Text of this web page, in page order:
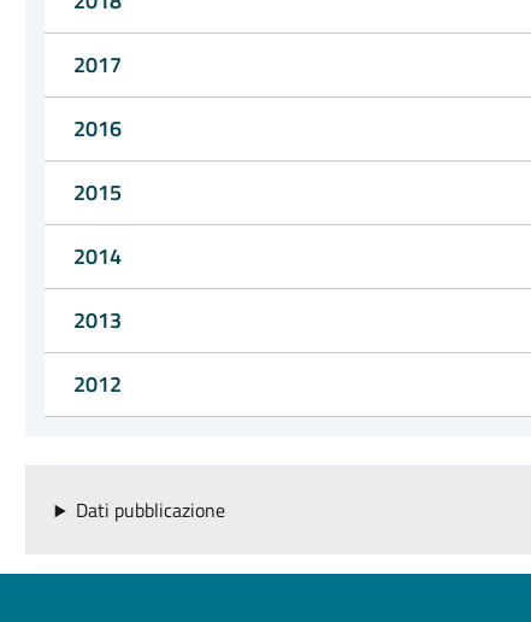
2017
2016
2015
2014
2013
2012
Dati pubblicazione